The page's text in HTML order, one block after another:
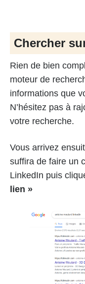
Chercher
Rien de bien
moteur de
informations que
N’hésitez pas à
votre recherche.
Vous arrivez
suffira de faire un
LinkedIn puis
lien »